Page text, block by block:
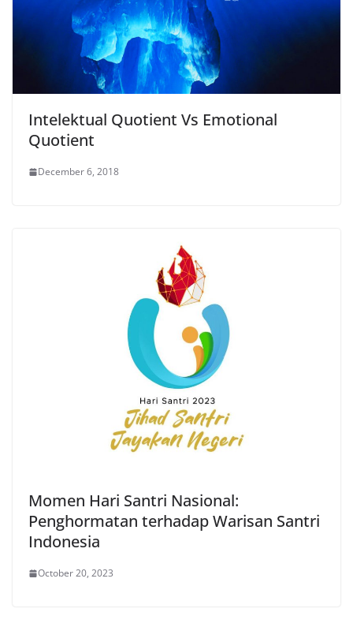
Intelektual Quotient Vs Emotional
Quotient
December 6, 2018
Momen Hari Santri Nasional:
Penghormatan terhadap Warisan Santri
Indonesia
October 20, 2023